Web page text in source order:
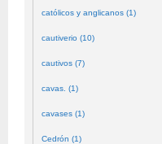
católicos y anglicanos (1)
cautiverio (10)
cautivos (7)
cavas. (1)
cavases (1)
Cedrón (1)